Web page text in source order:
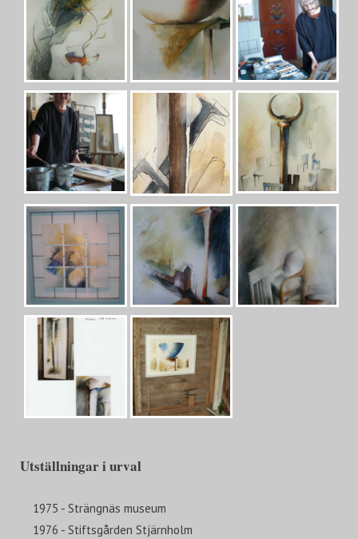
Utställningar i urval
1975 - Strängnäs museum
1976 - Stiftsgården Stjärnholm